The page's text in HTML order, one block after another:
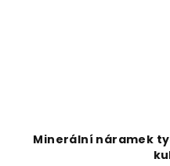
Minerální náramek tygří